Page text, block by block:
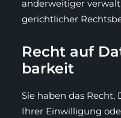
anderweitiger
gerichtlicher
Recht auf
barkeit
Sie haben das
Ihrer Einwilligung